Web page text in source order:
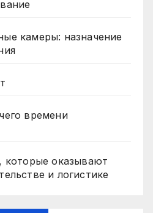
камеры: назначение
времени
которые оказывают
и логистике